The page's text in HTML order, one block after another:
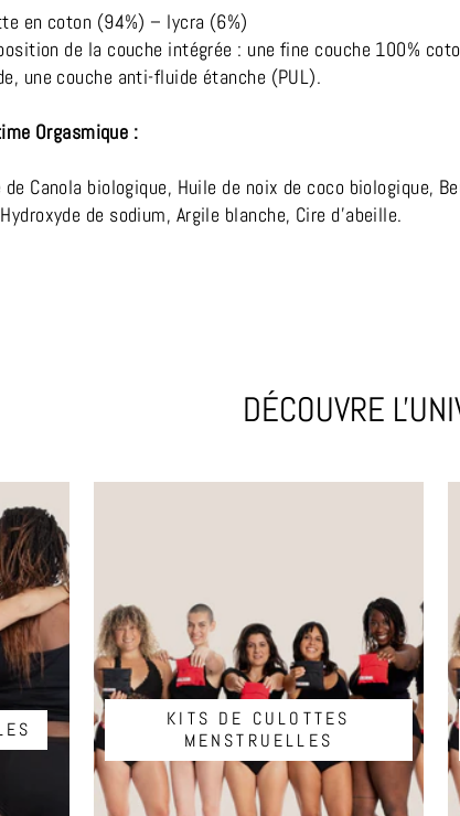
en coton (94%) – lycra (6%)
de la couche intégrée : une fine couche 100%
une couche anti-fluide étanche (PUL).
Orgasmique :
de Canola biologique, Huile de noix de coco biologique,
de sodium, Argile blanche, Cire d’abeille.
DÉCOUVRE
KITS DE CULOTTES
MENSTRUELLES